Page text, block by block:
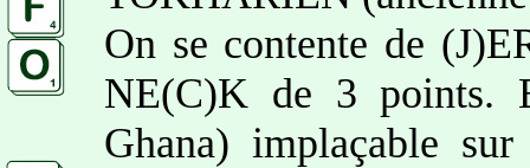
On se contente de
NE(C)K de 3 points.
Ghana) implaçable